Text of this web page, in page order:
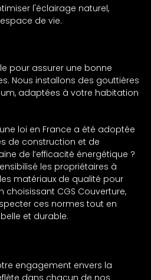
l'éclairage naturel,
de vie.
pour assurer une bonne
Nous installons des gouttières
adaptées à votre habitation
loi en France a été adoptée
de construction et de
de l’efficacité énergétique ?
les propriétaires à
matériaux de qualité pour
choisissant CGS Couverture,
ces normes tout en
et durable.
engagement envers la
dans chacun de nos